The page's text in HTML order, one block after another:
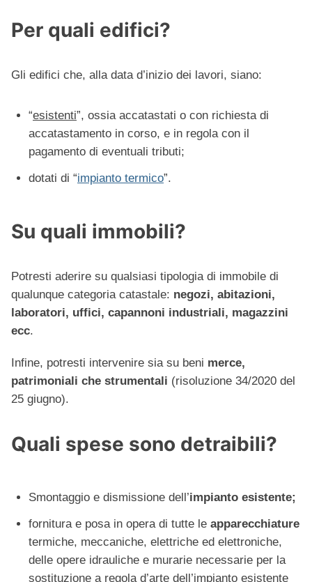
Per quali edifici?
Gli edifici che, alla data d’inizio dei lavori, siano:
“esistenti”, ossia accatastati o con richiesta di
accatastamento in corso, e in regola con il
pagamento di eventuali tributi;
dotati di “impianto termico”.
Su quali immobili?
Potresti aderire su qualsiasi tipologia di immobile di
qualunque categoria catastale: negozi, abitazioni,
laboratori, uffici, capannoni industriali, magazzini
ecc.
Infine, potresti intervenire sia su beni merce,
patrimoniali che strumentali (risoluzione 34/2020 del
25 giugno).
Quali spese sono detraibili?
Smontaggio e dismissione dell’impianto esistente;
fornitura e posa in opera di tutte le apparecchiature
termiche, meccaniche, elettriche ed elettroniche,
delle opere idrauliche e murarie necessarie per la
sostituzione a regola d’arte dell’impianto esistente